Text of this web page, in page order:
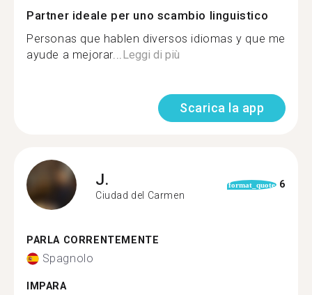
Partner ideale per uno scambio linguistico
Personas que hablen diversos idiomas y que me
ayude a mejorar... Leggi di più
Scarica la app
J.
Ciudad del Carmen
format_quote 6
PARLA CORRENTEMENTE
Spagnolo
IMPARA